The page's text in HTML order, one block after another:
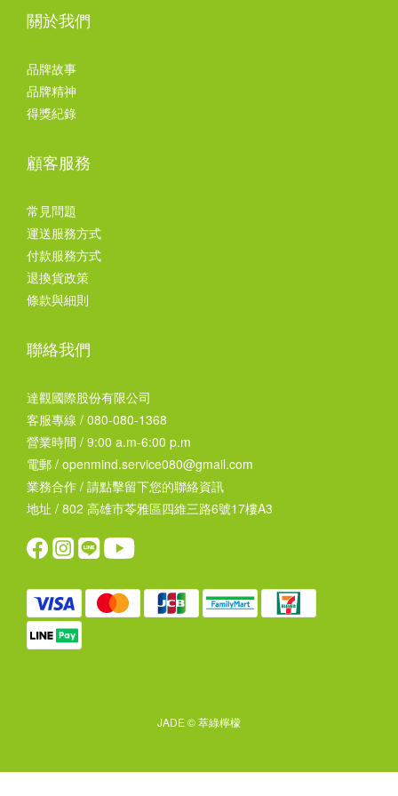
關於我們
品牌故事
品牌精神
得獎紀錄
顧客服務
常見問題
運送服務方式
付款服務方式
退換貨政策
條款與細則
聯絡我們
達觀國際股份有限公司
客服專線 / 080-080-1368
營業時間 / 9:00 a.m-6:00 p.m
電郵 / openmind.service080@gmail.com
業務合作 / 請點擊留下您的聯絡資訊
地址 / 802 高雄市苓雅區四維三路6號17樓A3
JADE © 萃綠檸檬